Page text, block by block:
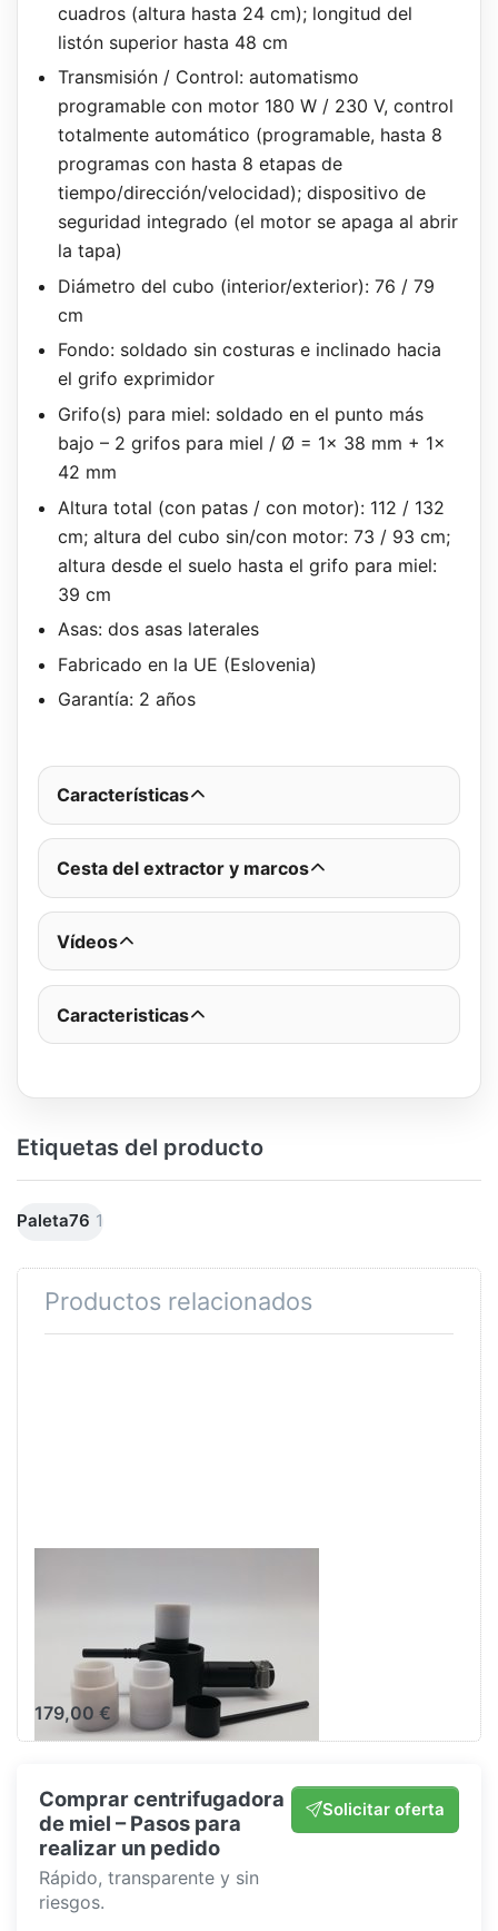
cuadros (altura hasta 24 cm); longitud del
listón superior hasta 48 cm
Transmisión / Control: automatismo
programable con motor 180 W / 230 V, control
totalmente automático (programable, hasta 8
programas con hasta 8 etapas de
tiempo/dirección/velocidad); dispositivo de
seguridad integrado (el motor se apaga al abrir
la tapa)
Diámetro del cubo (interior/exterior): 76 / 79
cm
Fondo: soldado sin costuras e inclinado hacia
el grifo exprimidor
Grifo(s) para miel: soldado en el punto más
bajo – 2 grifos para miel / Ø = 1x 38 mm + 1x
42 mm
Altura total (con patas / con motor): 112 / 132
cm; altura del cubo sin/con motor: 73 / 93 cm;
altura desde el suelo hasta el grifo para miel:
39 cm
Asas: dos asas laterales
Fabricado en la UE (Eslovenia)
Garantía: 2 años
Características
Cesta del extractor y marcos
Vídeos
Caracteristicas
Etiquetas del producto
Paleta76 1
Productos relacionados
Vaporizador de
ácido oxálico a
gas
179,00 €
Comprar centrifugadora
de miel – Pasos para
realizar un pedido
Rápido, transparente y sin
riesgos.
Solicitar oferta